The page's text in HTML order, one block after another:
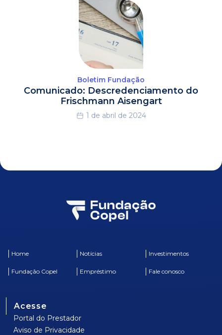
Boletim Fundação
Comunicado: Descredenciamento do
Frischmann Aisengart
1 de abril de 2024
Home Notícias Investimentos
Fundação Copel Empréstimo Fale conosco
Acesse
Portal do Prestador
Aviso de Privacidade